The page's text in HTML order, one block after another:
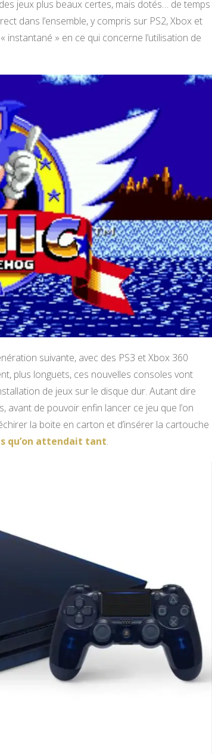
jeux plus beaux certes, mais dotés… de temps
dans l’ensemble, y compris sur PS2, Xbox et
» en ce qui concerne l’utilisation de
suivante, avec des PS3 et Xbox 360
plus longuets, ces nouvelles consoles vont
de jeux sur le disque dur. Autant dire
de pouvoir enfin lancer ce jeu que l’on
la boite en carton et d’insérer la cartouche
qu’on attendait tant.